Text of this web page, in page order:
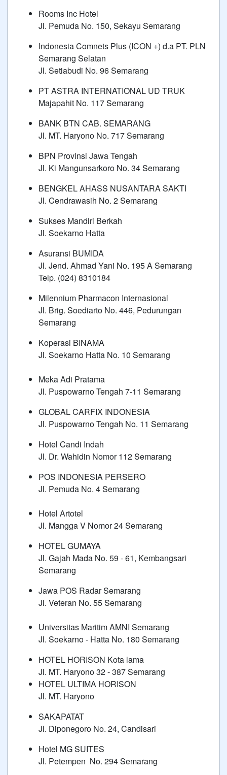
Rooms Inc Hotel
Jl. Pemuda No. 150, Sekayu Semarang
Indonesia Comnets Plus (ICON +) d.a PT. PLN
Semarang Selatan
Jl. Setiabudi No. 96 Semarang
PT ASTRA INTERNATIONAL UD TRUK
Majapahit No. 117 Semarang
BANK BTN CAB. SEMARANG
Jl. MT. Haryono No. 717 Semarang
BPN Provinsi Jawa Tengah
Jl. Ki Mangunsarkoro No. 34 Semarang
BENGKEL AHASS NUSANTARA SAKTI
Jl. Cendrawasih No. 2 Semarang
Sukses Mandiri Berkah
Jl. Soekarno Hatta
Asuransi BUMIDA
Jl. Jend. Ahmad Yani No. 195 A Semarang
Telp. (024) 8310184
Milennium Pharmacon Internasional
Jl. Brig. Soediarto No. 446, Pedurungan
Semarang
Koperasi BINAMA
Jl. Soekarno Hatta No. 10 Semarang
Meka Adi Pratama
Jl. Puspowarno Tengah 7-11 Semarang
GLOBAL CARFIX INDONESIA
Jl. Puspowarno Tengah No. 11 Semarang
Hotel Candi Indah
Jl. Dr. Wahidin Nomor 112 Semarang
POS INDONESIA PERSERO
Jl. Pemuda No. 4 Semarang
Hotel Artotel
Jl. Mangga V Nomor 24 Semarang
HOTEL GUMAYA
Jl. Gajah Mada No. 59 - 61, Kembangsari
Semarang
Jawa POS Radar Semarang
Jl. Veteran No. 55 Semarang
Universitas Maritim AMNI Semarang
Jl. Soekarno - Hatta No. 180 Semarang
HOTEL HORISON Kota lama
Jl. MT. Haryono 32 - 387 Semarang
HOTEL ULTIMA HORISON
Jl. MT. Haryono
SAKAPATAT
Jl. Diponegoro No. 24, Candisari
Hotel MG SUITES
Jl. Petempen No. 294 Semarang